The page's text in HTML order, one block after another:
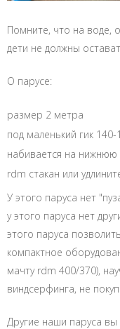
Помните, что на воде,
дети не должны
О парусе:
размер 2 метра
под маленький гик 140-
набивается на
rdm стакан или
У этого паруса нет
у этого паруса нет
этого паруса
компактное
мачту rdm 400/370),
виндсерфинга, не
Другие наши паруса